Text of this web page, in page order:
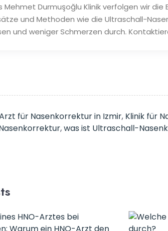
Mehmet Durmuşoğlu Klinik verfolgen wir
und Methoden wie die Ultraschall-
und weniger Schmerzen durch.
für Nasenkorrektur in Izmir, Klinik für
,was ist Ultraschall-